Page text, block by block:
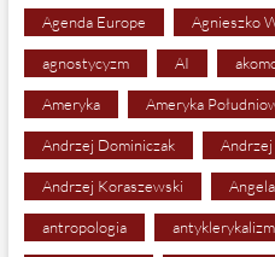
Agenda Europe Agnieszko
agnostycyzm AI
Ameryka Ameryka
Andrzej Dominiczak
Andrzej Koraszewski
antropologia antyklerykalizm